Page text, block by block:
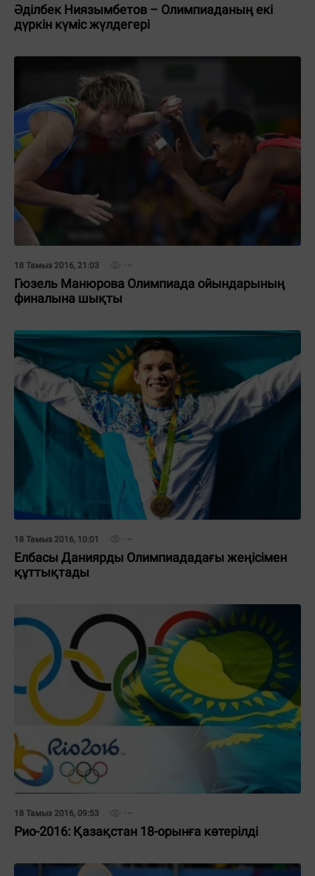
Әділбек Ниязымбетов – Олимпиаданың екі
дүркін күміс жүлдегері
18 Тамыз 2016, 21:03
Гюзель Манюрова Олимпиада ойындарының
финалына шықты
18 Тамыз 2016, 10:01
Елбасы Даниярды Олимпиададағы жеңісімен
құттықтады
18 Тамыз 2016, 09:53
Рио-2016: Қазақстан 18-орынға көтерілді